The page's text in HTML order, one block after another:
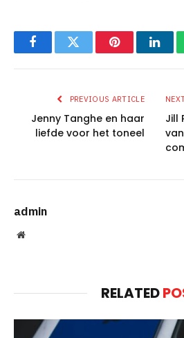
FacebookTwitter Pinterest
PREVIOUS ARTICLE
Jenny Tanghe en haar
liefde voor het toneel
Jill
admin
Website
RELATED